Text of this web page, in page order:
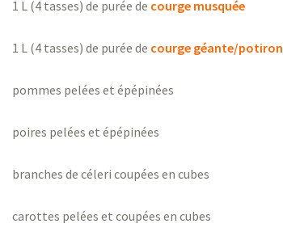
1 L (4 tasses) de purée de courge musquée
1 L (4 tasses) de purée de courge géante/potiron
pommes pelées et épépinées
poires pelées et épépinées
branches de céleri coupées en cubes
carottes pelées et coupées en cubes